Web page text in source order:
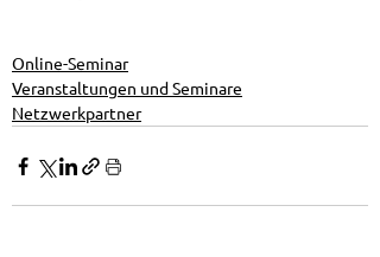
Online-Seminar
Veranstaltungen und Seminare
Netzwerkpartner